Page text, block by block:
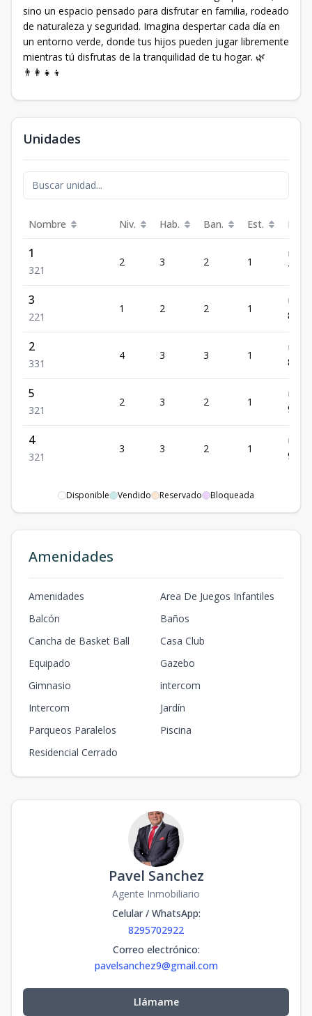
sino un espacio pensado para disfrutar en familia, rodeado
de naturaleza y seguridad. Imagina despertar cada día en
un entorno verde, donde tus hijos pueden jugar libremente
mientras tú disfrutas de la tranquilidad de tu hogar. 🌿
👨‍👩‍👧‍👦
Unidades
Nombre Niv. Hab. Ban. Est.
1
321
2 3 2 1
US$
3
221
1 2 2 1
US$
2
331
4 3 3 1
US$
5
321
2 3 2 1
US$
4
321
3 3 2 1
US$
Disponible Vendido Reservado Bloqueada
Amenidades
Amenidades
Area De Juegos Infantiles
Balcón
Baños
Cancha de Basket Ball
Casa Club
Equipado
Gazebo
Gimnasio
intercom
Intercom
Jardín
Parqueos Paralelos
Piscina
Residencial Cerrado
Pavel Sanchez
Agente Inmobiliario
Celular / WhatsApp:
8295702922
Correo electrónico:
pavelsanchez9@gmail.com
Llámame